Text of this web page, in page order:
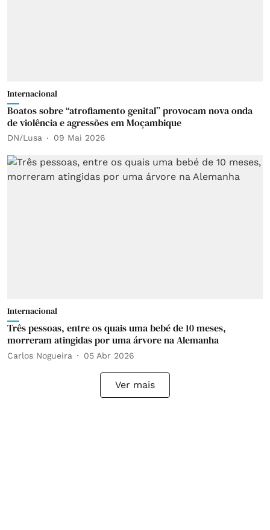
Internacional
Boatos sobre “atrofiamento genital” provocam nova onda
de violência e agressões em Moçambique
DN/Lusa 09 Mai 2026
Internacional
Três pessoas, entre os quais uma bebé de 10 meses,
morreram atingidas por uma árvore na Alemanha
Carlos Nogueira 05 Abr 2026
Ver mais